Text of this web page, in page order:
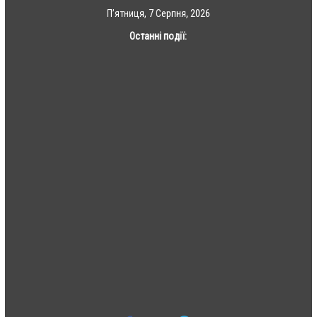
П’ятниця, 7 Серпня, 2026
Останні події: